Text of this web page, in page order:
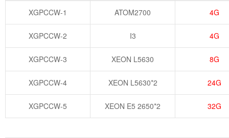
XGPCCW-1 ATOM2700 4G
XGPCCW-2 I3 4G
XGPCCW-3 XEON L5630 8G
XGPCCW-4 XEON L5630*2 24G
XGPCCW-5 XEON E5 2650*2 32G